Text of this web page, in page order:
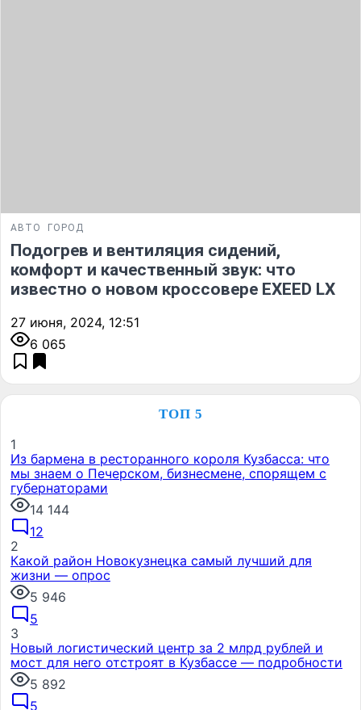
АВТО ГОРОД
Подогрев и вентиляция сидений,
комфорт и качественный звук: что
известно о новом кроссовере EXEED LX
27 июня, 2024, 12:51
6 065
ТОП 5
1
Из бармена в ресторанного короля Кузбасса: что
мы знаем о Печерском, бизнесмене, спорящем с
губернаторами
14 144
12
2
Какой район Новокузнецка самый лучший для
жизни — опрос
5 946
5
3
Новый логистический центр за 2 млрд рублей и
мост для него отстроят в Кузбассе — подробности
5 892
5